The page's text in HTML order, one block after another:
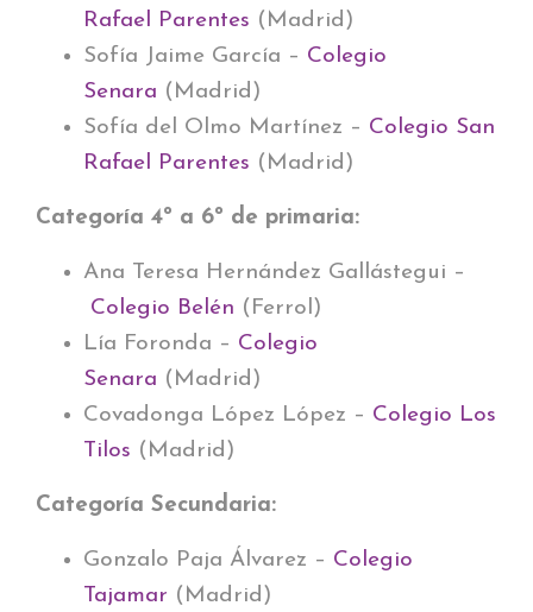
Rafael Parentes (Madrid)
Sofía Jaime García – Colegio
Senara (Madrid)
Sofía del Olmo Martínez – Colegio San
Rafael Parentes (Madrid)
Categoría 4º a 6º de primaria:
Ana Teresa Hernández Gallástegui –
Colegio Belén (Ferrol)
Lía Foronda – Colegio
Senara (Madrid)
Covadonga López López – Colegio Los
Tilos (Madrid)
Categoría Secundaria:
Gonzalo Paja Álvarez – Colegio
Tajamar (Madrid)